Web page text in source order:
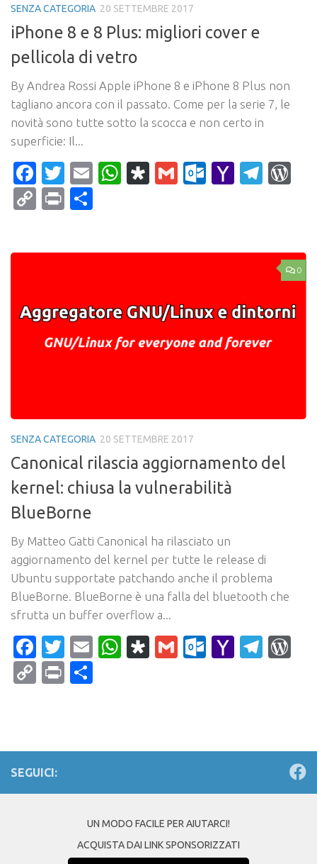
SENZA CATEGORIA 20 SETTEMBRE 2017
iPhone 8 e 8 Plus: migliori cover e
pellicola di vetro
By Andrea Rossi Apple iPhone 8 e iPhone 8 Plus non
tagliano ancora con il passato. Come per la serie 7, le
novità sono tutte sotto la scocca e non certo in
superficie: Il...
Facebook
Twitter
EmailWhatsApp
Diaspora
Gmail Yahoo
CopyPrint
0
SENZA CATEGORIA 20 SETTEMBRE 2017
Canonical rilascia aggiornamento del
kernel: chiusa la vulnerabilità
BlueBorne
By Matteo Gatti Canonical ha rilasciato un
aggiornamento del kernel per tutte le release di
Ubuntu supportate patchando anche il problema
BlueBorne. BlueBorne è una falla del bluetooth che
sfrutta un buffer overflow a...
Facebook
Twitter
EmailWhatsApp
Diaspora
Gmail Yahoo
CopyPrint
SEGUICI:
UN MODO FACILE PER AIUTARCI!
ACQUISTA DAI LINK SPONSORIZZATI